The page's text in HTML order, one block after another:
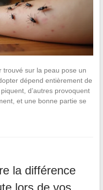
trouvé sur la peau pose un
dépend entièrement de
d’autres provoquent
et une bonne partie se
la différence
lors de vos